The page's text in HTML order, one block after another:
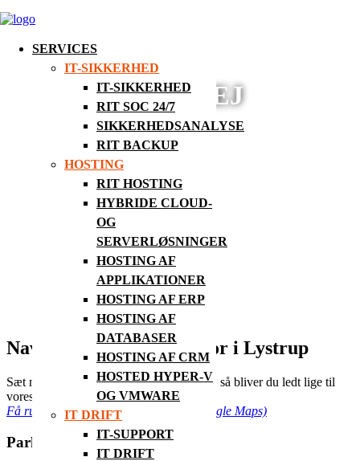
SERVICES
IT-SIKKERHED
IT-SIKKERHED
RIT SOC 24/7
SIKKERHEDSANALYSE
RIT BACKUP
HOSTING
RIT HOSTING
HYBRIDE CLOUD-
OG
SERVERLØSNINGER
HOSTING AF
APPLIKATIONER
HOSTING AF ERP
HOSTING AF
DATABASER
HOSTING AF CRM
HOSTED HYPER-V
OG VMWARE
IT DRIFT
IT-SUPPORT
IT DRIFT
FIND VEJ
Navigation til vores kontor i Lystrup
Sæt navigationen på Lyshøjen 6, Lystrup, så bliver du ledt lige til
vores hoveddør.
Få rutevejledning – klik her (åbner i Google Maps)
Parkering i Lystrup